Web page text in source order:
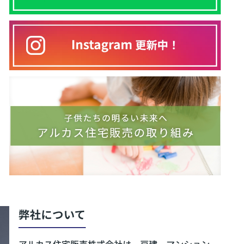
弊社について